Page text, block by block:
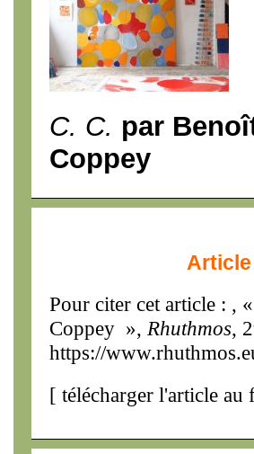
C. C. par
Coppey
Article
Pour citer cet article : , «
Coppey », Rhuthmos,
https://
[ télécharger l'article au